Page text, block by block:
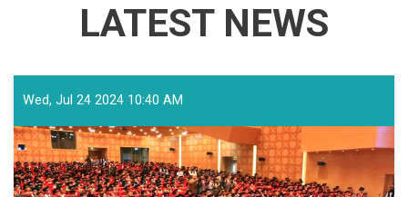
LATEST NEWS
Wed, Jul 24 2024 10:40 AM